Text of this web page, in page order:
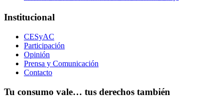
Institucional
CESyAC
Participación
Opinión
Prensa y Comunicación
Contacto
Tu consumo vale… tus derechos también